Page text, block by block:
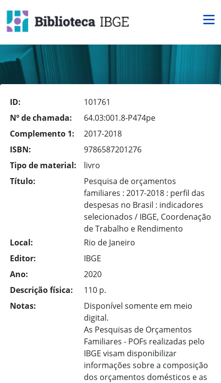
ID:
101761
Nº de chamada:
64.03:001.8-P474pe
Complemento 1:
2017-2018
ISBN:
9786587201276
Tipo de material:
livro
Título:
Pesquisa de orçamentos
familiares : 2017-2018 : perfil das
despesas no Brasil : indicadores
selecionados / IBGE, Coordenação
de Trabalho e Rendimento
Local:
Rio de Janeiro
Editor:
IBGE
Ano:
2020
Descrição física:
110 p.
Notas:
Disponível somente em meio
digital.
As Pesquisas de Orçamentos
Familiares - POFs realizadas pelo
IBGE visam disponibilizar
informações sobre a composição
dos orçamentos domésticos e as